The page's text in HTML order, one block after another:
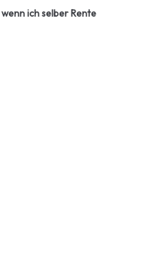
ich selber Rente